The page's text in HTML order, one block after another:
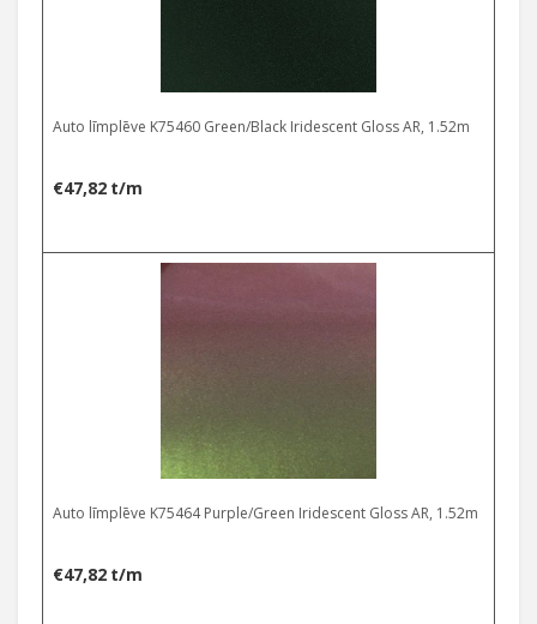
Auto līmplēve K75460 Green/Black Iridescent Gloss AR, 1.52m
€47,82 t/m
Auto līmplēve K75464 Purple/Green Iridescent Gloss AR, 1.52m
€47,82 t/m